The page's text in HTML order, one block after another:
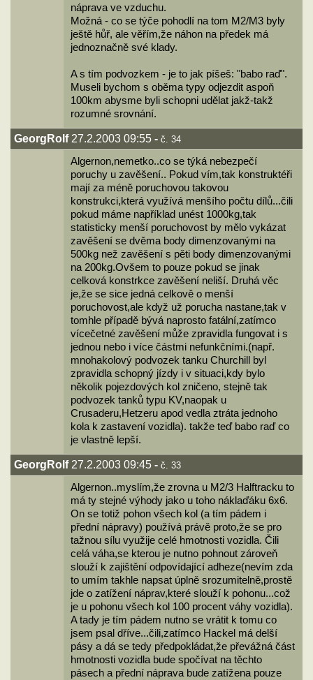
náprava ve vzduchu.
Možná - co se týče pohodlí na tom M2/M3 byly
ještě hůř, ale věřím,že náhon na předek má
jednoznačně své klady.
A s tím podvozkem - je to jak píšeš: "babo raď".
Museli bychom s oběma typy odjezdit aspoň
100km abysme byli schopni udělat jakž-takž
rozumné srovnání.
GeorgRolf 27.2.2003 09:55 - č. 34
Algernon,nemetko..co se týká nebezpečí
poruchy u zavěšení.. Pokud vím,tak konstruktéři
mají za méně poruchovou takovou
konstrukci,která využívá menšího počtu dílů...čili
pokud máme například unést 1000kg,tak
statisticky menší poruchovost by mělo vykázat
zavěšení se dvěma body dimenzovanými na
500kg než zavěšení s pěti body dimenzovanými
na 200kg.Ovšem to pouze pokud se jinak
celková konstrkce zavěšení neliší. Druhá věc
je,že se sice jedná celkově o menší
poruchovost,ale když už porucha nastane,tak v
tomhle případě bývá naprosto fatální,zatímco
vícečetné zavěšení může zpravidla fungovat i s
jednou nebo i více částmi nefunkčními.(např.
mnohakolový podvozek tanku Churchill byl
zpravidla schopný jízdy i v situaci,kdy bylo
několik pojezdových kol zničeno, stejně tak
podvozek tanků typu KV,naopak u
Crusaderu,Hetzeru apod vedla ztráta jednoho
kola k zastavení vozidla). takže teď babo raď co
je vlastně lepší.
GeorgRolf 27.2.2003 09:45 - č. 33
Algernon..myslím,že zrovna u M2/3 Halftracku to
má ty stejné výhody jako u toho náklaďáku 6x6.
On se totiž pohon všech kol (a tím pádem i
přední nápravy) používá právě proto,že se pro
tažnou sílu využije celé hmotnosti vozidla. Čili
celá váha,se kterou je nutno pohnout zároveň
slouží k zajištění odpovídající adheze(nevím zda
to umím takhle napsat úplně srozumitelně,prostě
jde o zatížení náprav,které slouží k pohonu...což
je u pohonu všech kol 100 procent váhy vozidla).
A tady je tím pádem nutno se vrátit k tomu co
jsem psal dříve...čili,zatímco Hackel má delší
pásy a dá se tedy předpokládat,že převážná část
hmotnosti vozidla bude spočívat na těchto
pásech a přední náprava bude zatížena pouze